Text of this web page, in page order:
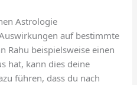
Astrologie
auf bestimmte
Rahu beispielsweise einen
hat, kann dies deine
führen, dass du nach